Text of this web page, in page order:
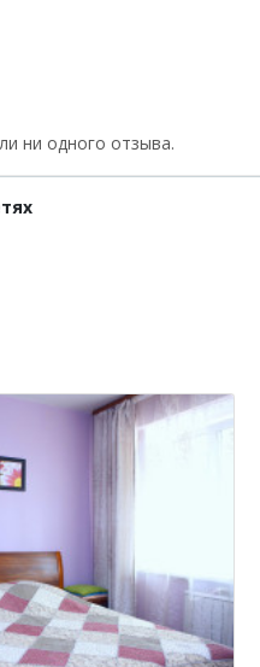
ни одного отзыва.